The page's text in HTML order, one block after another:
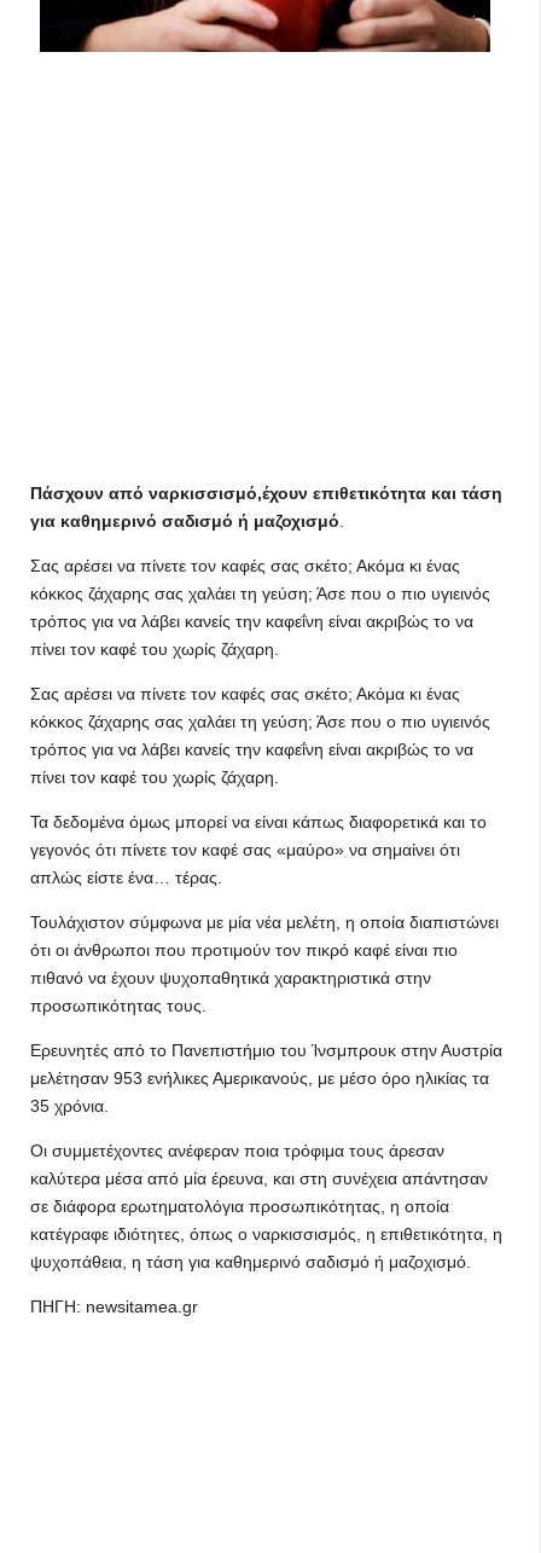
Πάσχουν από ναρκισσισμό,έχουν επιθετικότητα και τάση
για καθημερινό σαδισμό ή μαζοχισμό
Σας αρέσει να πίνετε τον καφές σας σκέτο; Ακόμα κι ένας
κόκκος ζάχαρης σας χαλάει τη γεύση; Άσε που ο πιο υγιεινός
τρόπος για να λάβει κανείς την καφεΐνη είναι ακριβώς το να
πίνει τον καφέ του χωρίς ζάχαρη.
Σας αρέσει να πίνετε τον καφές σας σκέτο; Ακόμα κι ένας
κόκκος ζάχαρης σας χαλάει τη γεύση; Άσε που ο πιο υγιεινός
τρόπος για να λάβει κανείς την καφεΐνη είναι ακριβώς το να
πίνει τον καφέ του χωρίς ζάχαρη.
Τα δεδομένα όμως μπορεί να είναι κάπως διαφορετικά και το
γεγονός ότι πίνετε τον καφέ σας «μαύρο» να σημαίνει ότι
απλώς είστε ένα… τέρας.
Τουλάχιστον σύμφωνα με μία νέα μελέτη, η οποία διαπιστώνει
ότι οι άνθρωποι που προτιμούν τον πικρό καφέ είναι πιο
πιθανό να έχουν ψυχοπαθητικά χαρακτηριστικά στην
προσωπικότητας τους.
Ερευνητές από το Πανεπιστήμιο του Ίνσμπρουκ στην Αυστρία
μελέτησαν 953 ενήλικες Αμερικανούς, με μέσο όρο ηλικίας τα
35 χρόνια.
Οι συμμετέχοντες ανέφεραν ποια τρόφιμα τους άρεσαν
καλύτερα μέσα από μία έρευνα, και στη συνέχεια απάντησαν
σε διάφορα ερωτηματολόγια προσωπικότητας, η οποία
κατέγραφε ιδιότητες, όπως ο ναρκισσισμός, η επιθετικότητα, η
ψυχοπάθεια, η τάση για καθημερινό σαδισμό ή μαζοχισμό.
ΠΗΓΗ: newsitamea.gr